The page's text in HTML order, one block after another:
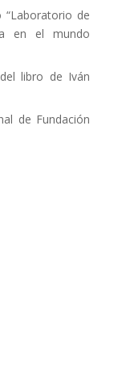
“Laboratorio de
en el mundo
libro de Iván
de Fundación